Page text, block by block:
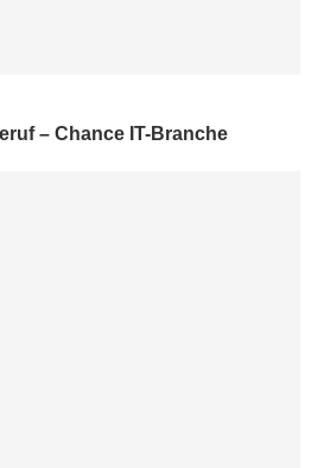
– Chance IT-Branche